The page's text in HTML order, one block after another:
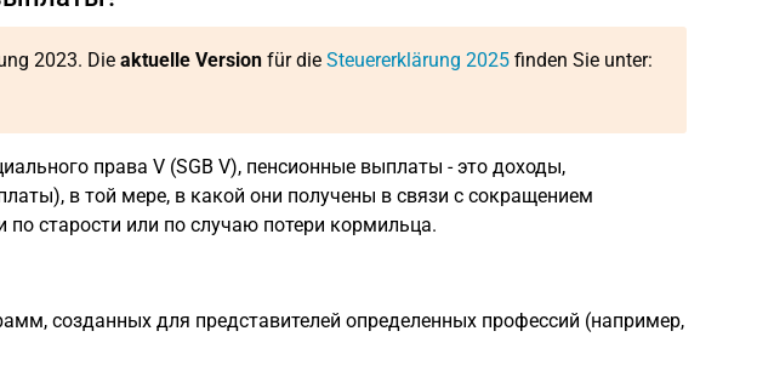
2023. Die aktuelle Versionfür die Steuererklärung 2025finden Sie unter:
права V (SGB V), пенсионные выплаты - это доходы,
в той мере, в какой они получены в связи с сокращением
старости или по случаю потери кормильца.
созданных для представителей определенных профессий (например,